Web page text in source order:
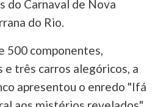
do Carnaval de Nova
do Rio.
500 componentes,
três carros alegóricos, a
apresentou o enredo "Ifá